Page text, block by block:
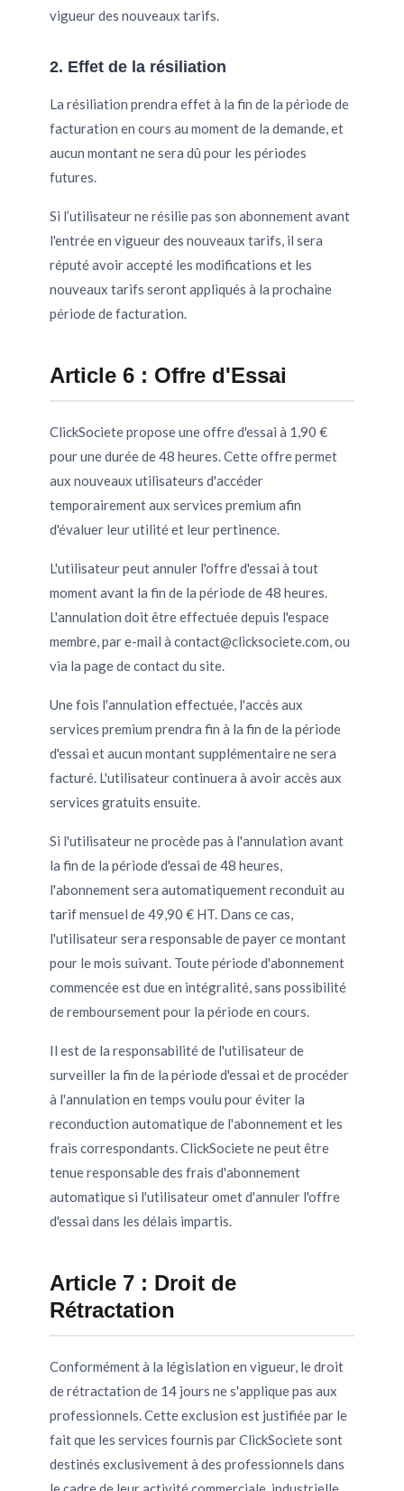
vigueur des nouveaux tarifs.
2. Effet de la résiliation
La résiliation prendra effet à la fin de la période de
facturation en cours au moment de la demande, et
aucun montant ne sera dû pour les périodes
futures.
Si l’utilisateur ne résilie pas son abonnement avant
l'entrée en vigueur des nouveaux tarifs, il sera
réputé avoir accepté les modifications et les
nouveaux tarifs seront appliqués à la prochaine
période de facturation.
Article 6 : Offre d'Essai
ClickSociete propose une offre d'essai à 1,90 €
pour une durée de 48 heures. Cette offre permet
aux nouveaux utilisateurs d'accéder
temporairement aux services premium afin
d'évaluer leur utilité et leur pertinence.
L'utilisateur peut annuler l'offre d'essai à tout
moment avant la fin de la période de 48 heures.
L'annulation doit être effectuée depuis l'espace
membre, par e-mail à contact@clicksociete.com, ou
via la page de contact du site.
Une fois l'annulation effectuée, l'accès aux
services premium prendra fin à la fin de la période
d'essai et aucun montant supplémentaire ne sera
facturé. L'utilisateur continuera à avoir accès aux
services gratuits ensuite.
Si l'utilisateur ne procède pas à l'annulation avant
la fin de la période d'essai de 48 heures,
l'abonnement sera automatiquement reconduit au
tarif mensuel de 49,90 € HT. Dans ce cas,
l'utilisateur sera responsable de payer ce montant
pour le mois suivant. Toute période d'abonnement
commencée est due en intégralité, sans possibilité
de remboursement pour la période en cours.
Il est de la responsabilité de l'utilisateur de
surveiller la fin de la période d'essai et de procéder
à l'annulation en temps voulu pour éviter la
reconduction automatique de l'abonnement et les
frais correspondants. ClickSociete ne peut être
tenue responsable des frais d'abonnement
automatique si l'utilisateur omet d'annuler l'offre
d'essai dans les délais impartis.
Article 7 : Droit de
Rétractation
Conformément à la législation en vigueur, le droit
de rétractation de 14 jours ne s'applique pas aux
professionnels. Cette exclusion est justifiée par le
fait que les services fournis par ClickSociete sont
destinés exclusivement à des professionnels dans